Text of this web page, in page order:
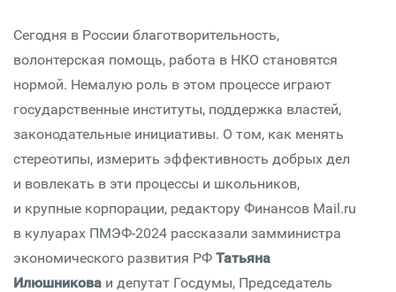
Сегодня в России благотворительность,
волонтерская помощь, работа в НКО становятся
нормой. Немалую роль в этом процессе играют
государственные институты, поддержка властей,
законодательные инициативы. О том, как менять
стереотипы, измерить эффективность добрых дел
и вовлекать в эти процессы и школьников,
и крупные корпорации, редактору Финансов Mail.ru
в кулуарах ПМЭФ-2024 рассказали замминистра
экономического развития РФ Татьяна
Илюшникова и депутат Госдумы, Председатель